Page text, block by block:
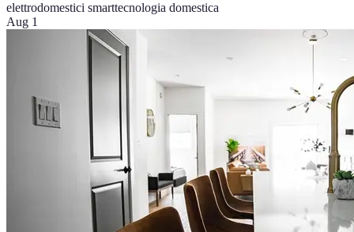
elettrodomestici smarttecnologia domestica
Aug 1